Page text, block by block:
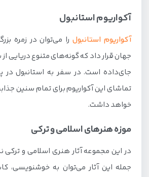
آکواریوم استانبول
آکواریوم استانبولرا می‌توان در زمره
جهان قرار داد که گونه‌های متنوع دریایی از
جای‌داده است. در سفر به استانبول در
تماشای این آکواریوم برای تمام سنین
خواهد داشت.
موزه هنرهای اسلامی و ترکی
در این مجموعه آثار هنری اسلامی و ترکی
جمله این آثار می‌توان به خوشنویسی،